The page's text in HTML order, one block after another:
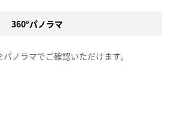
360°パノラマ
ノラマでご確認いただけます。